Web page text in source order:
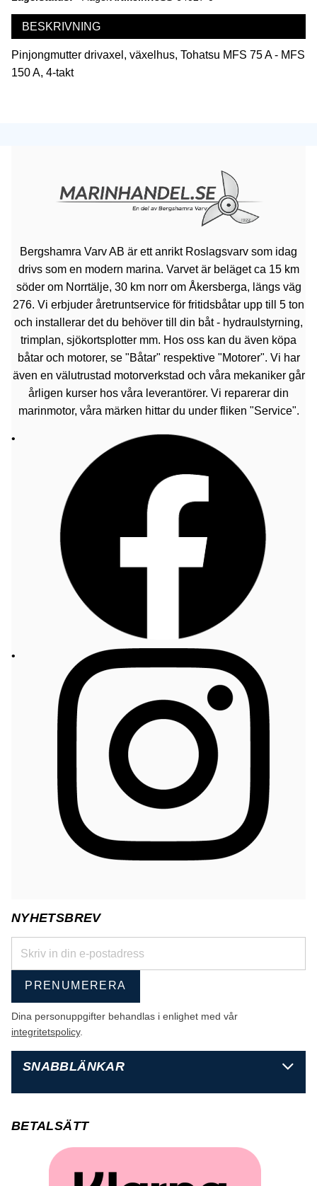
BESKRIVNING
Pinjongmutter drivaxel, växelhus, Tohatsu MFS 75 A - MFS
150 A, 4-takt
Bergshamra Varv AB är ett anrikt Roslagsvarv som idag
drivs som en modern marina. Varvet är beläget ca 15 km
söder om Norrtälje, 30 km norr om Åkersberga, längs väg
276. Vi erbjuder åretruntservice för fritidsbåtar upp till 5 ton
och installerar det du behöver till din båt - hydraulstyrning,
trimplan, sjökortsplotter mm. Hos oss kan du även köpa
båtar och motorer, se "Båtar" respektive "Motorer". Vi har
även en välutrustad motorverkstad och våra mekaniker går
årligen kurser hos våra leverantörer. Vi reparerar din
marinmotor, våra märken hittar du under fliken "Service".
NYHETSBREV
PRENUMERERA
Dina personuppgifter behandlas i enlighet med vår
integritetspolicy.
SNABBLÄNKAR
BETALSÄTT